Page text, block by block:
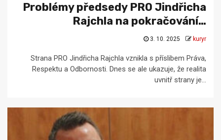
Problémy předsedy PRO Jindřicha
Rajchla na pokračování…
3. 10. 2025 kuryr
Strana PRO Jindřicha Rajchla vznikla s příslibem Práva,
Respektu a Odbornosti. Dnes se ale ukazuje, že realita
uvnitř strany je...